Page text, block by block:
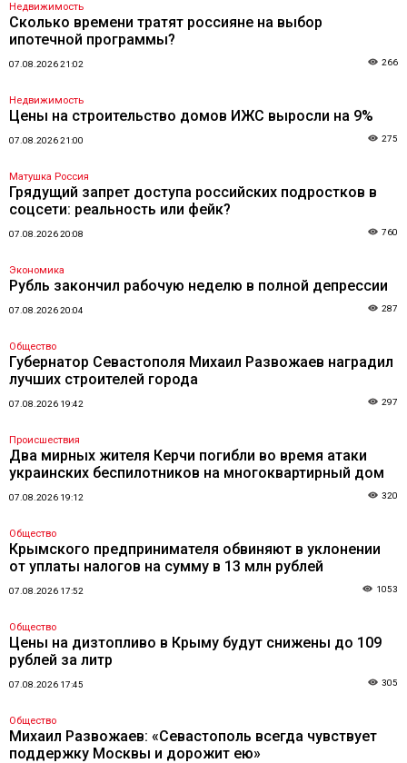
Недвижимость
Сколько времени тратят россияне на выбор
ипотечной программы?
07.08.2026 21:02 266
Недвижимость
Цены на строительство домов ИЖС выросли на 9%
07.08.2026 21:00 275
Матушка Россия
Грядущий запрет доступа российских подростков в
соцсети: реальность или фейк?
07.08.2026 20:08 760
Экономика
Рубль закончил рабочую неделю в полной депрессии
07.08.2026 20:04 287
Общество
Губернатор Севастополя Михаил Развожаев наградил
лучших строителей города
07.08.2026 19:42 297
Происшествия
Два мирных жителя Керчи погибли во время атаки
украинских беспилотников на многоквартирный дом
07.08.2026 19:12 320
Общество
Крымского предпринимателя обвиняют в уклонении
от уплаты налогов на сумму в 13 млн рублей
07.08.2026 17:52 1053
Общество
Цены на дизтопливо в Крыму будут снижены до 109
рублей за литр
07.08.2026 17:45 305
Общество
Михаил Развожаев: «Севастополь всегда чувствует
поддержку Москвы и дорожит ею»